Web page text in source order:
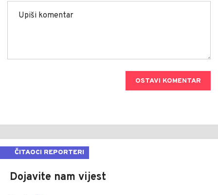
OSTAVI KOMENTAR
ČITAOCI REPORTERI
Dojavite nam vijest